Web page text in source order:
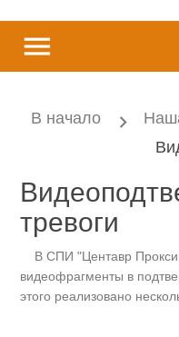
menu
В начало
тревоги
В СПИ "Центавр
видеофрагменты в
этого реализовано